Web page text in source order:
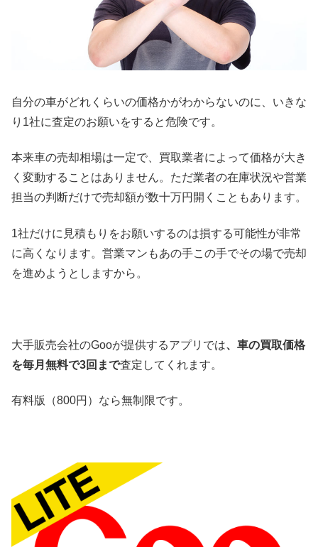
自分の車がどれくらいの価格かがわからないのに、いきな
り1社に査定のお願いをすると危険です。
本来車の売却相場は一定で、買取業者によって価格が大き
く変動することはありません。ただ業者の在庫状況や営業
担当の判断だけで売却額が数十万円開くこともあります。
1社だけに見積もりをお願いするのは損する可能性が非常
に高くなります。営業マンもあの手この手でその場で売却
を進めようとしますから。
大手販売会社のGooが提供するアプリでは、車の買取価格
を毎月無料で3回まで査定してくれます。
有料版（800円）なら無制限です。